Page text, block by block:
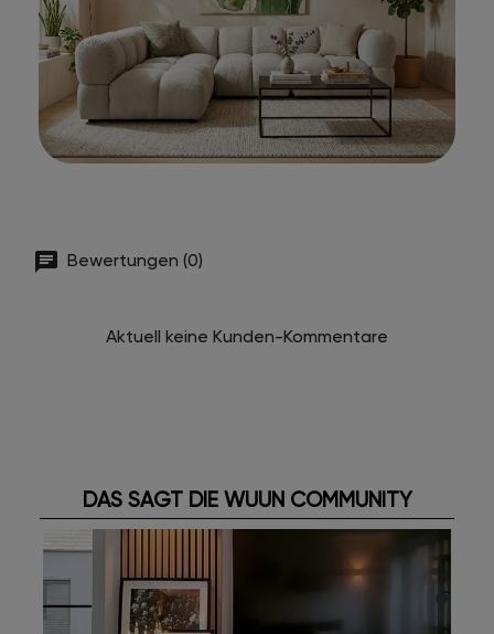
Bewertungen (0)
Aktuell keine Kunden-Kommentare
DAS SAGT DIE WUUN COMMUNITY